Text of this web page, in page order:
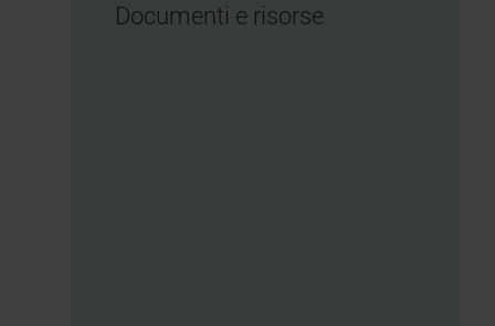
Documenti e risorse